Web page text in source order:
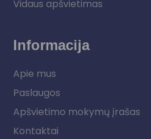
Vidaus apšvietimas
Informacija
Apie mus
Paslaugos
Apšvietimo mokymų įrašas
Kontaktai